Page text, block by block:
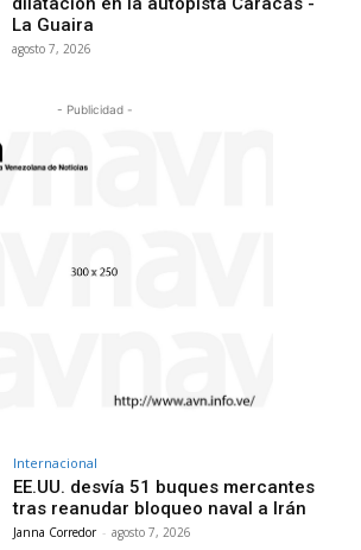
La Guaira
agosto 7, 2026
- Publicidad -
Internacional
EE.UU. desvía 51 buques mercantes
tras reanudar bloqueo naval a Irán
Janna Corredor - agosto 7, 2026